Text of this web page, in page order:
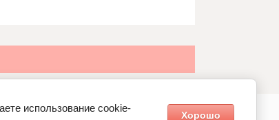
использование cookie-
Хорошо